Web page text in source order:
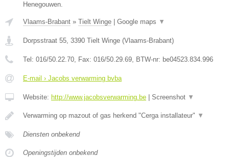
Henegouwen.
Vlaams-Brabant » Tielt Winge Google maps ▼
Dorpsstraat 55, 3390 Tielt Winge (Vlaams-Brabant)
Tel: 016/50.22.70, Fax: 016/50.29.69, BTW-nr: be04523.834.996
E-mail › Jacobs verwarming bvba
Website: http://www.jacobsverwarming.be Screenshot ▼
Verwarming op mazout of gas herkend "Cerga installateur" ▼
Diensten onbekend
Openingstijden onbekend